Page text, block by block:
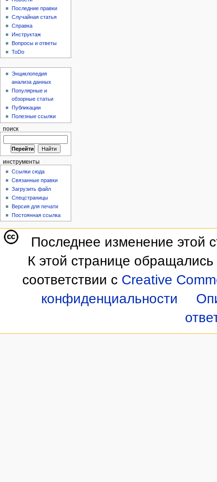
Последние правки
Случайная статья
Справка
Инструктаж
Вопросы и ответы
ToDo
Энциклопедия
анализа данных
Популярные и
обзорные статьи
Публикации
Полезные ссылки
поиск
инструменты
Ссылки сюда
Связанные правки
Загрузить файл
Спецстраницы
Версия для печати
Постоянная ссылка
Последнее изменение этой
К этой странице
соответствии с Creative
конфиденциальности